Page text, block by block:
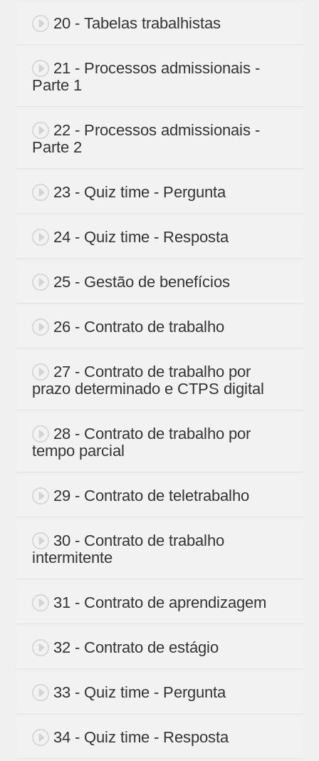
20 - Tabelas trabalhistas
21 - Processos admissionais -
Parte 1
22 - Processos admissionais -
Parte 2
23 - Quiz time - Pergunta
24 - Quiz time - Resposta
25 - Gestão de benefícios
26 - Contrato de trabalho
27 - Contrato de trabalho por
prazo determinado e CTPS digital
28 - Contrato de trabalho por
tempo parcial
29 - Contrato de teletrabalho
30 - Contrato de trabalho
intermitente
31 - Contrato de aprendizagem
32 - Contrato de estágio
33 - Quiz time - Pergunta
34 - Quiz time - Resposta